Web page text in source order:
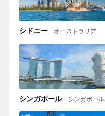
シドニー オーストラリア
シンガポール シンガポール